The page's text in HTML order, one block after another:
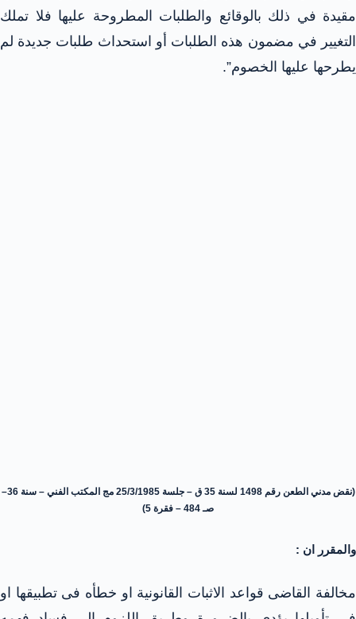
مقيدة في ذلك بالوقائع والطلبات المطروحة عليها فلا تملك
التغيير في مضمون هذه الطلبات أو استحداث طلبات جديدة لم
يطرحها عليها الخصوم”.
(نقض مدني الطعن رقم 1498 لسنة 35 ق – جلسة 25/3/1985 مج المكتب الفني – سنة 36–
صـ 484 – فقرة 5)
والمقرر ان :
مخالفة القاضى قواعد الاثبات القانونية او خطأه فى تطبيقها او